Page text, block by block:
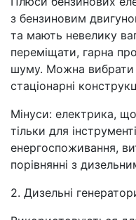
з бензиновим
та мають невелику
переміщати, гарна
шуму. Можна вибрати
стаціонарні
Мінуси: електрика,
тільки для
енергоспоживання,
порівнянні з
2. Дизельні